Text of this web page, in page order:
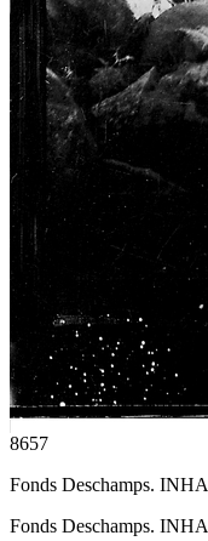
8657
Fonds Deschamps. INHA
Fonds Deschamps. INHA